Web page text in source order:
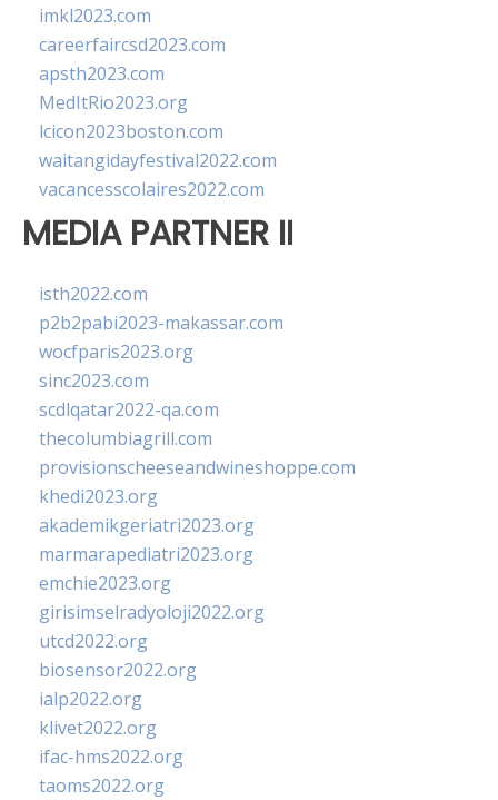
imkl2023.com
careerfaircsd2023.com
apsth2023.com
MedItRio2023.org
lcicon2023boston.com
waitangidayfestival2022.com
vacancesscolaires2022.com
MEDIA PARTNER II
isth2022.com
p2b2pabi2023-makassar.com
wocfparis2023.org
sinc2023.com
scdlqatar2022-qa.com
thecolumbiagrill.com
provisionscheeseandwineshoppe.com
khedi2023.org
akademikgeriatri2023.org
marmarapediatri2023.org
emchie2023.org
girisimselradyoloji2022.org
utcd2022.org
biosensor2022.org
ialp2022.org
klivet2022.org
ifac-hms2022.org
taoms2022.org